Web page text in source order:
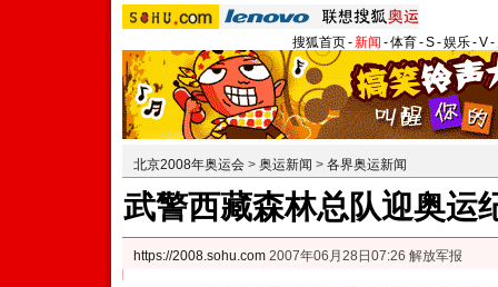
搜狐首页-新闻 -体育-S-娱乐-V-
北京2008年奥运会 > 奥运新闻 > 各界奥运新闻
武警西藏森林总队迎奥运
https://2008.sohu.com 2007年06月28日07:26 解放军报